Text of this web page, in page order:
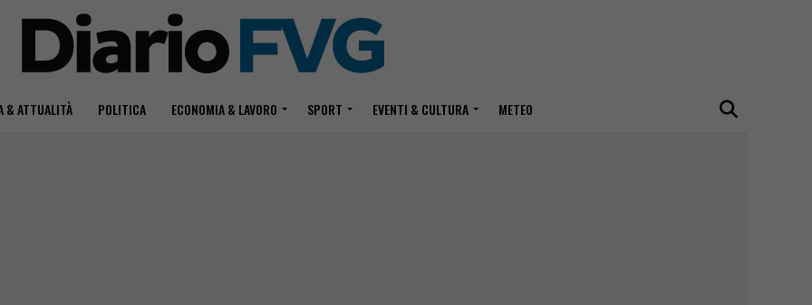
& ATTUALITÀ POLITICA ECONOMIA & LAVORO SPORT EVENTI & CULTURA METEO